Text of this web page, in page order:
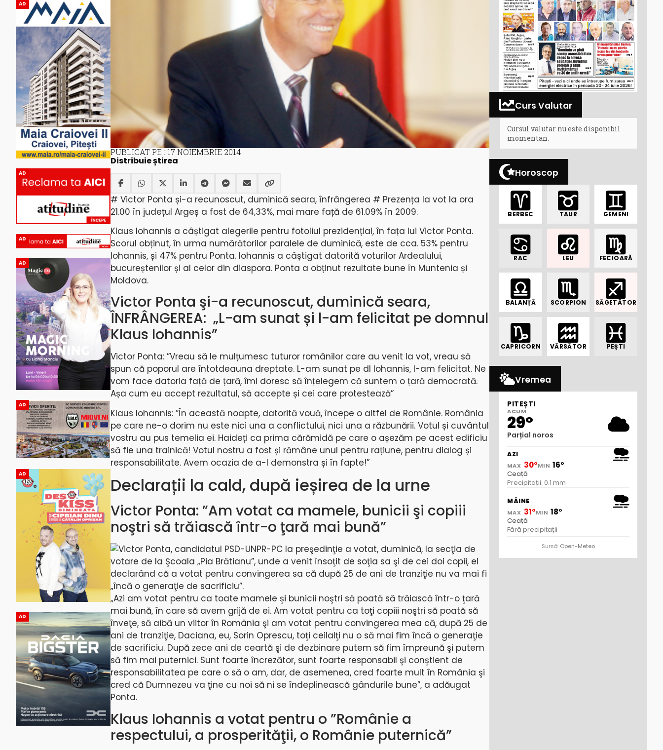
AD
AD
AD
AD
AD
AD
AD
PUBLICAT PE : 17 NOIEMBRIE 2014
Distribuie știrea
# Victor Ponta și-a recunoscut, duminică seara, înfrângerea # Prezența la vot la ora
21.00 în județul Argeș a fost de 64,33%, mai mare față de 61.09% în 2009.
Klaus Iohannis a câștigat alegerile pentru fotoliul prezidențial, în fața lui Victor Ponta.
Scorul obținut, în urma numărătorilor paralele de duminică, este de cca. 53% pentru
Iohannis, și 47% pentru Ponta. Iohannis a câștigat datorită voturilor Ardealului,
bucureștenilor și al celor din diaspora. Ponta a obținut rezultate bune în Muntenia și
Moldova.
Victor Ponta şi-a recunoscut, duminică seara,
ÎNFRÂNGEREA: „L-am sunat și l-am felicitat pe domnul
Klaus Iohannis”
Victor Ponta: ”Vreau să le mulțumesc tuturor românilor care au venit la vot, vreau să
spun că poporul are întotdeauna dreptate. L-am sunat pe dl Iohannis, l-am felicitat. Ne
vom face datoria față de țară, îmi doresc să înțelegem că suntem o țară democrată.
Așa cum eu accept rezultatul, să accepte și cei care protestează”
Klaus Iohannis: ”În această noapte, datorită vouă, începe o altfel de Românie. România
pe care ne-o dorim nu este nici una a conflictului, nici una a răzbunării. Votul și cuvântul
vostru au pus temelia ei. Haideți ca prima cărămidă pe care o așezăm pe acest edificiu
să fie una trainică! Votul nostru a fost și rămâne unul pentru rațiune, pentru dialog și
responsabilitate. Avem ocazia de a-l demonstra și în fapte!”
Declarații la cald, după ieșirea de la urne
Victor Ponta: ”Am votat ca mamele, bunicii şi copiii
noştri să trăiască într-o ţară mai bună”
Victor Ponta, candidatul PSD-UNPR-PC la preşedinţie a votat, duminică, la secţia de
votare de la Şcoala „Pia Brătianu”, unde a venit însoţit de soţia sa şi de cei doi copii, el
declarând că a votat pentru convingerea sa că după 25 de ani de tranziţie nu va mai fi
„încă o generaţie de sacrificiu”.
„Azi am votat pentru ca toate mamele şi bunicii noştri să poată să trăiască într-o ţară
mai bună, în care să avem grijă de ei. Am votat pentru ca toţi copiii noştri să poată să
înveţe, să aibă un viitor în România şi am votat pentru convingerea mea că, după 25 de
ani de tranziţie, Daciana, eu, Sorin Oprescu, toţi ceilalţi nu o să mai fim încă o generaţie
de sacrificiu. După zece ani de ceartă şi de dezbinare putem să fim împreună şi putem
să fim mai puternici. Sunt foarte încrezător, sunt foarte responsabil şi conştient de
responsabilitatea pe care o să o am, dar, de asemenea, cred foarte mult în România şi
cred că Dumnezeu va ţine cu noi să ni se îndeplinească gândurile bune”, a adăugat
Ponta.
Klaus Iohannis a votat pentru o ”Românie a
respectului, a prosperităţii, o Românie puternică”
Curs Valutar
Cursul valutar nu este disponibil
momentan.
Horoscop
BERBEC TAUR GEMENI
RAC LEU FECIOARĂ
BALANȚĂ SCORPION SĂGETĂTOR
CAPRICORN VĂRSĂTOR PEȘTI
Vremea
PITEȘTI
ACUM
29°
Parțial noros
AZI
MAX 30°MIN 16°
Ceață
Precipitații: 0.1 mm
MÂINE
MAX 31°MIN 18°
Ceață
Fără precipitații
Sursă: Open-Meteo